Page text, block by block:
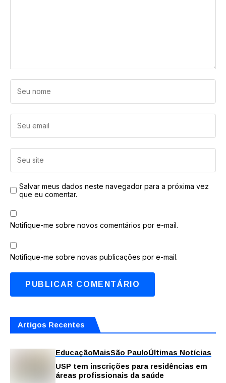
Salvar meus dados neste navegador para a próxima vez
que eu comentar.
Notifique-me sobre novos comentários por e-mail.
Notifique-me sobre novas publicações por e-mail.
Artigos Recentes
EducaçãoMaisSão PauloÚltimas Notícias
USP tem inscrições para residências em
áreas profissionais da saúde